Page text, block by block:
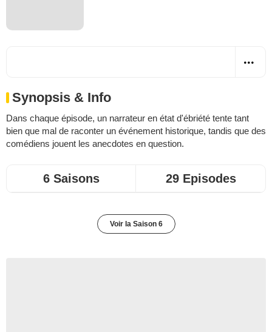
Synopsis & Info
Dans chaque épisode, un narrateur en état d'ébriété tente tant
bien que mal de raconter un événement historique, tandis que des
comédiens jouent les anecdotes en question.
6 Saisons 29 Episodes
Voir la Saison 6